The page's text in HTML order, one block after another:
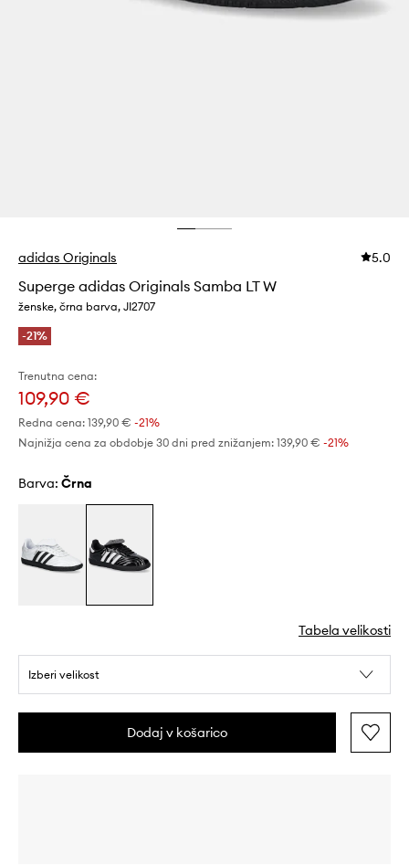
adidas Originals 5.0
Superge adidas Originals Samba LT W
ženske, črna barva, JI2707
-21%
Trenutna cena:
109,90 €
Redna cena: 139,90 € -21%
Najnižja cena za obdobje 30 dni pred znižanjem: 139,90 € -21%
Barva: črna
Tabela velikosti
Izberi velikost
Dodaj v košarico